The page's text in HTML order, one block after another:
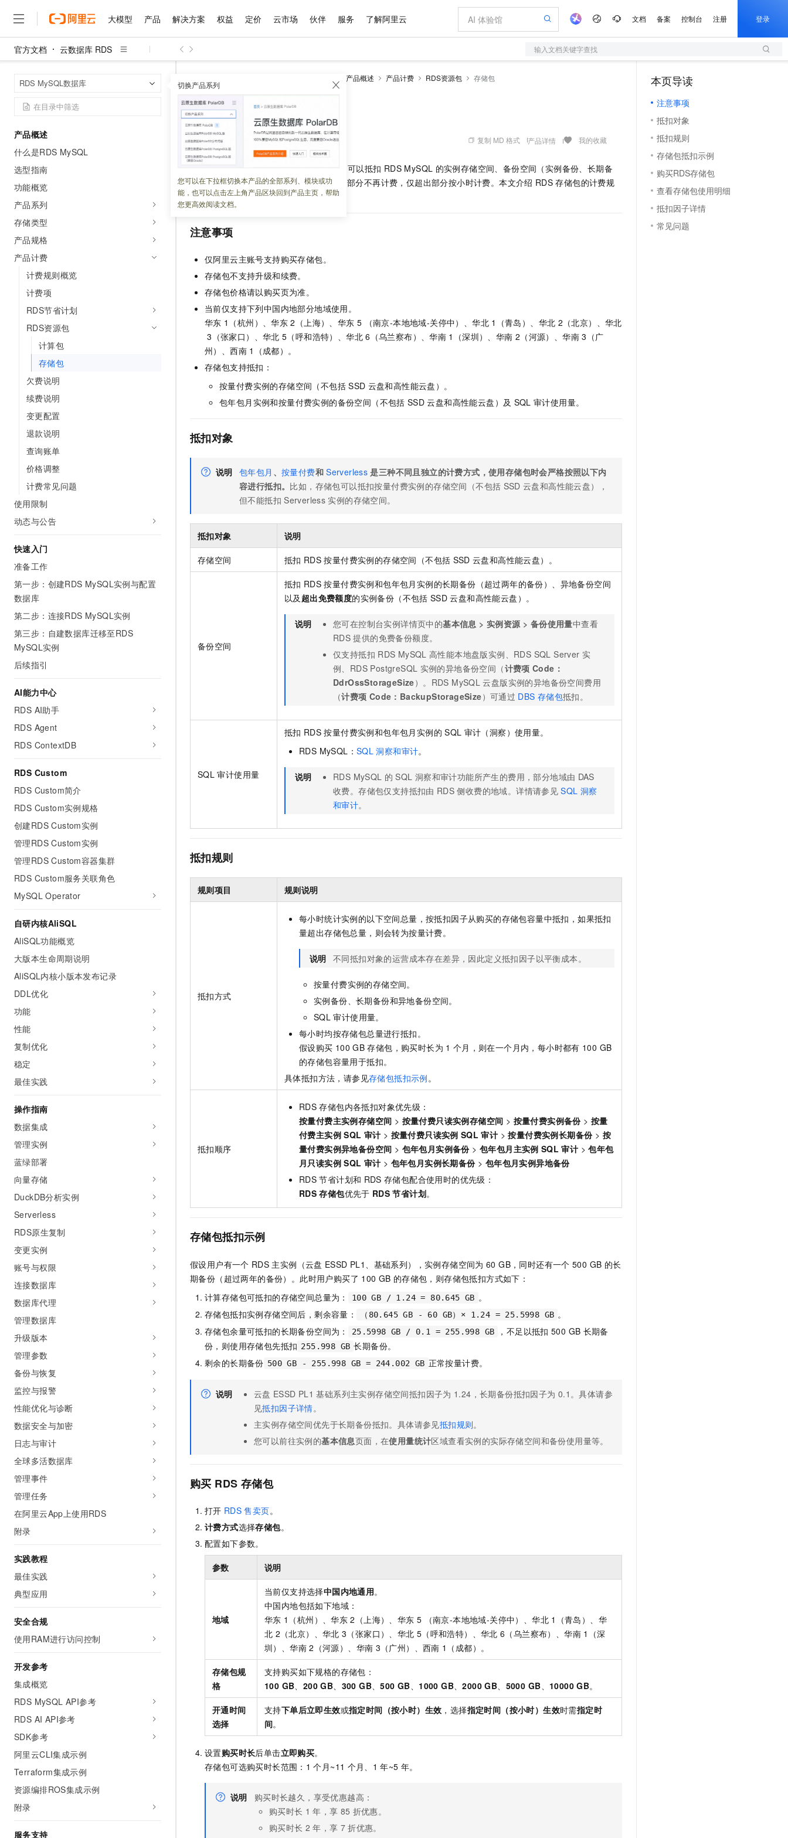
大模型 产品 解决方案 权益 定价 云市场 伙伴 服务 了解阿里云 文档 备案 控制台 注册 登录
官方文档 云数据库 RDS 输入文档关键字查找
RDS MySQL数据库 切换产品系列
您可以在下拉框切换本产品的全部系列、模块或功
能，也可以点击左上角产品区块回到产品主页，帮助
您更高效阅读文档。
产品概述
什么是RDS MySQL
选型指南
功能概览
产品系列
存储类型
产品规格
产品计费
计费规则概览
计费项
RDS节省计划
RDS资源包
计算包
存储包
欠费说明
续费说明
变更配置
退款说明
查询账单
价格调整
计费常见问题
使用限制
动态与公告
快速入门
准备工作
第一步：创建RDS MySQL实例与配置
数据库
第二步：连接RDS MySQL实例
第三步：自建数据库迁移至RDS
MySQL实例
后续指引
AI能力中心
RDS AI助手
RDS Agent
RDS ContextDB
RDS Custom
RDS Custom简介
RDS Custom实例规格
创建RDS Custom实例
管理RDS Custom实例
管理RDS Custom容器集群
RDS Custom服务关联角色
MySQL Operator
自研内核AliSQL
AliSQL功能概览
大版本生命周期说明
AliSQL内核小版本发布记录
DDL优化
功能
性能
复制优化
稳定
最佳实践
操作指南
数据集成
管理实例
蓝绿部署
向量存储
DuckDB分析实例
Serverless
RDS原生复制
变更实例
账号与权限
连接数据库
数据库代理
管理数据库
升级版本
管理参数
备份与恢复
监控与报警
性能优化与诊断
数据安全与加密
日志与审计
全球多活数据库
管理事件
管理任务
在阿里云App上使用RDS
附录
实践教程
最佳实践
典型应用
安全合规
使用RAM进行访问控制
开发参考
集成概览
RDS MySQL API参考
RDS AI API参考
SDK参考
阿里云CLI集成示例
Terraform集成示例
资源编排ROS集成示例
附录
服务支持
产品概述 产品计费 RDS资源包 存储包
存储包
更新时间： 2026-05-07 05:50:49 复制 MD 格式 产品详情 我的收藏
推出的一种预付费资源包，可以抵扣 RDS MySQL 的实例存储空间、备份空间（实例备份、长期备
份、异地备份）和 SQL 审计使用量，抵扣部分不再计费，仅超出部分按小时计费。本文介绍 RDS 存储包的计费规
则及如何购买存储包。
注意事项
仅阿里云主账号支持购买存储包。
存储包不支持升级和续费。
存储包价格请以购买页为准。
当前仅支持下列中国内地部分地域使用。
华东 1（杭州）、华东 2（上海）、华东 5 （南京-本地地域-关停中）、华北 1（青岛）、华北 2（北京）、华北
3（张家口）、华北 5（呼和浩特）、华北 6（乌兰察布）、华南 1（深圳）、华南 2（河源）、华南 3（广
州）、西南 1（成都） 。
存储包支持抵扣：
按量付费实例的存储空间（不包括 SSD 云盘和高性能云盘）。
包年包月实例和按量付费实例的备份空间（不包括 SSD 云盘和高性能云盘） 及 SQL 审计使用量。
抵扣对象
说明 包年包月 、按量付费和 Serverless 是三种不同且独立的计费方式，使用存储包时会严格按照以下内
容进行抵扣。 比如，存储包可以抵扣按量付费实例的存储空间（不包括 SSD 云盘和高性能云盘），
但不能抵扣 Serverless 实例的存储空间。
抵扣对象 说明
存储空间 抵扣 RDS 按量付费实例的存储空间（不包括 SSD 云盘和高性能云盘）。
备份空间
抵扣 RDS 按量付费实例和包年包月实例的长期备份（超过两年的备份）、异地备份空间
以及 超出免费额度的实例备份（不包括 SSD 云盘和高性能云盘）。
说明 您可在控制台实例详情页中的基本信息 >实例资源> 备份使用量中查看
RDS 提供的免费备份额度。
仅支持抵扣 RDS MySQL 高性能本地盘版实例、RDS SQL Server 实
例、RDS PostgreSQL 实例的异地备份空间（计费项 Code：
DdrOssStorageSize）。 RDS MySQL 云盘版实例的异地备份空间费用
（计费项 Code：BackupStorageSize）可通过 DBS 存储包抵扣。
SQL 审计使用量
抵扣 RDS 按量付费实例和包年包月实例的 SQL 审计（洞察）使用量。
RDS MySQL：SQL 洞察和审计。
说明 RDS MySQL 的 SQL 洞察和审计功能所产生的费用，部分地域由 DAS
收费。存储包仅支持抵扣由 RDS 侧收费的地域。详情请参见 SQL 洞察
和审计。
抵扣规则
规则项目 规则说明
抵扣方式
每小时统计实例的以下空间总量，按抵扣因子从购买的存储包容量中抵扣，如果抵扣
量超出存储包总量，则会转为按量计费。
说明 不同抵扣对象的运营成本存在差异，因此定义抵扣因子以平衡成本。
按量付费实例的存储空间。
实例备份、长期备份和异地备份空间。
SQL 审计使用量。
每小时均按存储包总量进行抵扣。
假设购买 100 GB 存储包，购买时长为 1 个月，则在一个月内，每小时都有 100 GB
的存储包容量用于抵扣。
具体抵扣方法，请参见存储包抵扣示例。
抵扣顺序
RDS 存储包内各抵扣对象优先级：
按量付费主实例存储空间 > 按量付费只读实例存储空间 > 按量付费实例备份>按量
付费主实例 SQL 审计 > 按量付费只读实例 SQL 审计 >按量付费实例长期备份> 按
量付费实例异地备份空间 > 包年包月实例备份>包年包月主实例 SQL 审计 >包年包
月只读实例 SQL 审计 > 包年包月实例长期备份> 包年包月实例异地备份
RDS 节省计划和 RDS 存储包配合使用时的优先级：
RDS 存储包优先于 RDS 节省计划。
存储包抵扣示例
假设用户有一个 RDS 主实例（云盘 ESSD PL1、基础系列），实例存储空间为 60 GB，同时还有一个 500 GB 的长
期备份（超过两年的备份）。此时用户购买了 100 GB 的存储包，则存储包抵扣方式如下：
计算存储包可抵扣的存储空间总量为：
100 GB / 1.24 = 80.645 GB 。
存储包抵扣实例存储空间后，剩余容量：
（80.645 GB - 60 GB）× 1.24 = 25.5998 GB 。
存储包余量可抵扣的长期备份空间为：
25.5998 GB / 0.1 = 255.998 GB ，不足以抵扣 500 GB 长期备
份，则使用存储包先抵扣 255.998 GB 长期备份。
剩余的长期备份 500 GB - 255.998 GB = 244.002 GB 正常按量计费。
说明 云盘 ESSD PL1 基础系列主实例存储空间抵扣因子为 1.24，长期备份抵扣因子为 0.1。具体请参
见抵扣因子详情。
主实例存储空间优先于长期备份抵扣。具体请参见抵扣规则。
您可以前往实例的基本信息页面，在使用量统计区域查看实例的实际存储空间和备份使用量等。
购买 RDS 存储包
打开 RDS 售卖页。
计费方式选择存储包。
配置如下参数。
参数 说明
地域
当前仅支持选择中国内地通用。
中国内地包括如下地域：
华东 1（杭州）、华东 2（上海）、华东 5 （南京-本地地域-关停中）、华北 1（青岛）、华
北 2（北京）、华北 3（张家口）、华北 5（呼和浩特）、华北 6（乌兰察布）、华南 1（深
圳）、华南 2（河源）、华南 3（广州）、西南 1（成都）。
存储包规
格
支持购买如下规格的存储包：
100 GB
200 GB 300 GB 、500 GB 1000 GB 、2000 GB 5000 GB 10000 GB。
开通时间
选择
支持下单后立即生效或指定时间（按小时）生效 ，选择指定时间（按小时）生效时需指定时
间。
设置购买时长后单击立即购买。
存储包可选购买时长范围：1 个月~11 个月、1 年~5 年。
说明
购买时长越久，享受优惠越高：
购买时长 1 年，享 85 折优惠。
购买时长 2 年，享 7 折优惠。
本页导读
注意事项
抵扣对象
抵扣规则
存储包抵扣示例
购买RDS存储包
查看存储包使用明细
抵扣因子详情
常见问题
大模型
大模型服务平台百炼
大模型
文本生成
Qwen3.8-Max HOT
智能体时代全能旗舰模型
能看、能想、能动手的多模态智能体模型
Qwen3-VL-Plus
视觉 Coding、空间感知、多模态思考等全面升级
Kimi-K3 NEW
Kimi 最新旗舰模型，长程编程与推理利器
HappyHorse-1.1-T2V
语音识别与合成
Qwen3-TTS-Flash
大模型服务
千问AI平台-Token Plan NEW
千问AI平台-模型体验
在线体验全尺寸、多种模态的模型效果
AI 应用构建
大模型服务平台百炼-应用模版
灵活可视化地构建企业级 Agent
人工智能平台 PAI
Qoder HOT
秒悟
大模型解决方案
快速部署 Dify，高效搭建 AI 应用
10 分钟在聊天系统中增加一个 AI 助手
产品
精选产品
人工智能与机器学习
容器
存储
网络与CDN
安全
中间件
数据库
大数据计算
媒体服务
企业服务与云通信
域名与网站
Serverless
开发工具
精选产品
大模型服务平台百炼
大模型服务与应用平台
千问大模型
多元化、高性能、安全可靠的大模型服务
无影云电脑
随时随地安全接入的云上超级电脑
云解析DNS
云原生大数据计算服务 MaxCompute
域名与网站
对象存储 OSS
人工智能平台 PAI
一站式AI开发、训练和推理服务
Qoder CN
全托管，含MySQL、PostgreSQL、SQL Server、MariaDB多引擎
Qoder
面向真实软件的智能体编程平台
轻量应用服务器
数字证书管理服务（原SSL证书）
实现全站HTTPS，呈现可信的WEB访问
大数据开发治理平台 DataWorks
解决方案
精选解决方案
AI
大数据
现代化应用
网络
可观测
企业出海
政企业务
精选解决方案
千问办公，解锁你的工作新方式
企业级Agent产品，直接交付可用成果
Agency Agents：拥有专属领域专家
多领域专家智能体,一键组建 AI 虚拟交付团队
HappyHorse 打造一站式影视创作平台
快速拥有专属 OpenClaw
睿译宝，AI翻译排版一步到位
GLM-5.2：长任务时代开源旗舰模型
Hermes Agent，打造自进化智能体
自主进化，持久记忆，越用越聪明
Claude Code + GStack 打造工程团队
轻松解锁专属 DeepSeek-V4-Pro
5 分钟轻松部署专属 QwenPaw HOT
从聊天伙伴进化为能主动干活的本地数字员工
一句话生成原生可编辑精美 PPT 文稿
输入一句话想法, 轻松生成专业的 PPT
一键部署幻兽帕鲁游戏服务器
一键购买专属联机服务器，轻松开启游戏
漫剧工坊：一站式动画创作平台
快速生产连贯的高质量长漫剧
10 分钟搭建微信、支付宝小程序
高效部署网站，快速应用到小程序
权益 普惠上云
普惠上云 官方力荐
云服务器38元/年起，超值低价云产品抢先购
官方推荐返现计划
推荐新用户得奖励，单订单最高返9万
云工开物
高校专属算力普惠，学生认证享300元代金券
免费试用
解决方案免费试用 新老同享
AI 产品 免费试用
140+云产品 免费试用
产品新客免费试用，最长12个月
大模型ACA认证体验
助力企业全员 AI 认知与能力提升
AI 特惠
智启 AI 普惠权益
阿里云 OPC 创新助力计划
至高百万元 Token 补贴，加速一人公司成长
Token Plan 模型订阅计划
Qwen3.8-Max 首发尝鲜，限时加量 10 倍，夜间低至2折
千问办公，限时限量积分加倍
AI 场景体验
从图文生成到视频创作，一键激活电商全链路生产力
AI 广告创作
图文、视频一站生成，高效打造优质广告素材
自动承接线索、识别商机，让客服更高效、服务更出色。
AI 活动
AI 生产力先锋
先锋实践拓展 AI 生产力的边界
飞天发布时刻
所见，即是所愿
AI 实训营
从基础到进阶，Agent 创客手把手教你
创新加速
定价 产品定价
了解云产品的定价详情
云上成本管理
管理和优化成本
价格计算器
自助选配和估算价格
价格优势
推动算力普惠，释放技术红利
配置报价器
阿里云 OPC 创新助力计划
Token 补贴，五大权
益加速 OPC 成功
云市场 精选商城
网站建设
多端小程序
Salesforce 国际版订阅
友盟天域
观测云
Tuya 物联网平台阿里云版
电子合同
畅捷通
Tableau 订阅
生态解决方案
行业生态解决方案
开发者生态解决方案
AI 开发和 AI 应用解决方案
数据与 API
数据集
身份实名认证
短信
OCR 文字识别
发票查验
天气预报查询
CRM
OA 办公系统
400电话
广告营销
基础软件
JAVA
建站小程序
模板小程序
专业服务
公司注册
上云迁移
代维服务
伙伴 成为销售伙伴
分销伙伴
咨询伙伴
销售伙伴合作计划
Salesforce On Alibaba Cloud
Consulting Partner 合作计划
成为产品伙伴
产品生态集成认证中心
产品生态伙伴工作台
产品伙伴合作计划
云网络合作计划
服务伙伴合作计划
Al MaaS 服务伙伴赋能合作
伙伴信用分合作计划
更多支持
合作伙伴培训与认证
查询合作伙伴
登录合作伙伴管理后台
服务 售前咨询
在线服务
售后服务
自助服务
工单服务
短信专区
企业增值服务
企业支持计划
企业增值服务台
企业成长
服务实践
阿里云认证
信息公告
官网公告
开发者社区
镜像站
我要反馈
我要建议
我要投诉
了解阿里云 为什么选择阿里云
什么是云计算
技术领先
稳定可靠
安全合规
分析师报告
研究报告与白皮书
天池大赛
AI 算法大赛
云开发大赛
入门学习赛
最佳实践
云上春晚
云栖战略参考
云上的中国
看见新力量
金融模力时刻
客户案例
市场活动
魔搭 ModelScope
加入我们
校园招聘